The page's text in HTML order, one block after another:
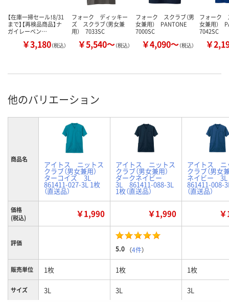
【在庫一掃セール！8/31
まで】【再検品商品】ナ
ガイレーベン…
￥3,180（税込）
フォーク ディッキー
ズ スクラブ（男女兼
用） 7033SC
￥5,540～（税込）
フォーク スクラブ（男
女兼用） PANTONE
7000SC
￥4,090～（税込）
フォーク
女兼用）
7042SC
￥
他のバリエーション
商品名
アイトス ニットス
クラブ（男女兼用）
ターコイズ 3L
861411-027-3L 1枚
（直送品）
アイトス ニットス
クラブ（男女兼用）
ダークネイビー
3L 861411-088-3L
1枚（直送品）
アイトス ニ
クラブ（男女
ネイビー
861411-008-
（直送品）
価格
(税込)
￥1,990 ￥1,990
評価
5.0 （4件）
販売単位 1枚 1枚 1枚
サイズ 3L 3L 3L